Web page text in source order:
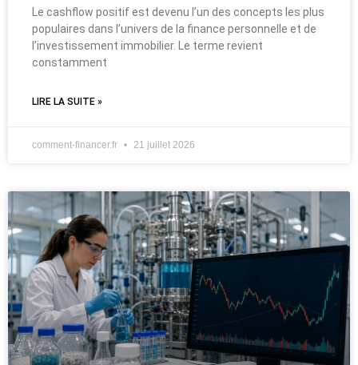
Le cashflow positif est devenu l’un des concepts les plus
populaires dans l’univers de la finance personnelle et de
l’investissement immobilier. Le terme revient
constamment
LIRE LA SUITE »
comment-financer.fr 21 juillet 2026